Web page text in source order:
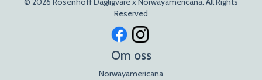
Reserved
Om oss
Norwayamericana